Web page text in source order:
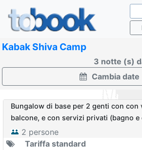
Kabak Shiva Camp
3 notte (s)
Cambia date
Bungalow di base per 2 genti con con
balcone, e con servizi privati (bagno e
2 persone
Tariffa standard